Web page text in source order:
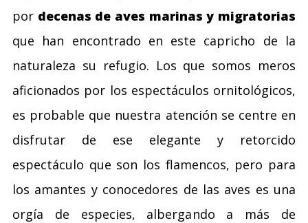
por decenas de aves marinas y migratorias
que han encontrado en este capricho de la
naturaleza su refugio. Los que somos meros
aficionados por los espectáculos ornitológicos,
es probable que nuestra atención se centre en
disfrutar de ese elegante y retorcido
espectáculo que son los flamencos, pero para
los amantes y conocedores de las aves es una
orgía de especies, albergando a más de